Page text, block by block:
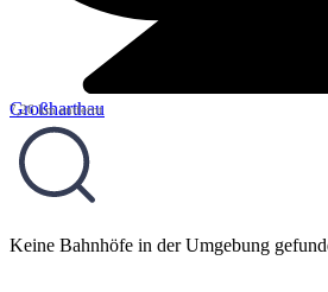
Großharthau
7,26 km entfernt
Keine Bahnhöfe in der Umgebung